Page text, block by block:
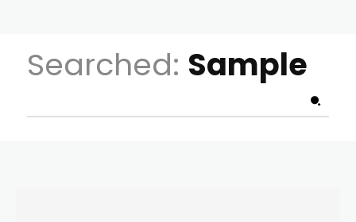
Searched: Sample